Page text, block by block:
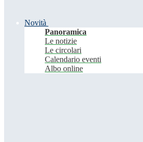
Novità
Panoramica
Le notizie
Le circolari
Calendario eventi
Albo online